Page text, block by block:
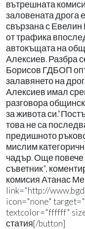
вътрешната
заловената дрога
свързана с
от трафика
автокъщата на
Алексиев. Разбра
Борисов ГДБОП
залавянето на
Алексиев имал
разговора
за живота
това не са
предишното
мислим
чадър. Още повече
съветник",
комисия Атанас
link="http://
icon="none"
textcolor="ffffff"
статия[/button]